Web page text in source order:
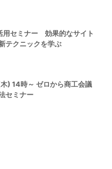
用セミナー 効果的なサイト
テクニックを学ぶ
) 14時～ ゼロから商工会議
セミナー